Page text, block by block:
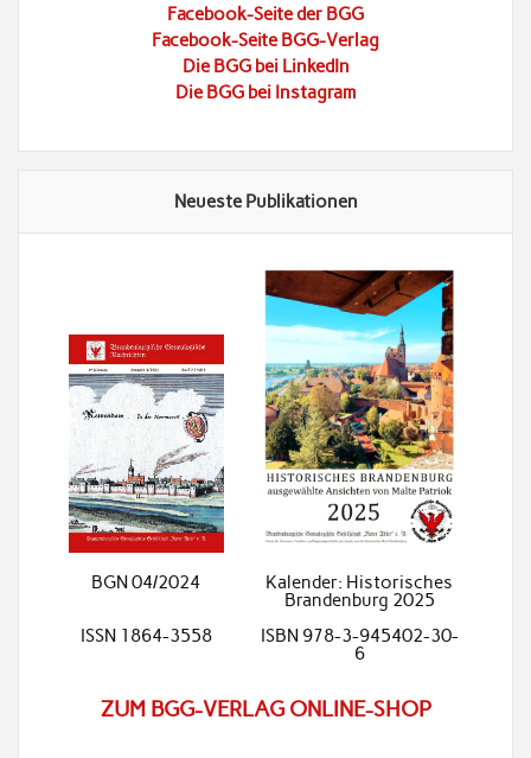
Facebook-Seite der BGG
Facebook-Seite BGG-Verlag
Die BGG bei LinkedIn
Die BGG bei Instagram
Neueste Publikationen
BGN 04/2024
Kalender: Historisches
Brandenburg 2025
ISSN 1864-3558
ISBN 978-3-945402-30-
6
ZUM BGG-VERLAG ONLINE-SHOP